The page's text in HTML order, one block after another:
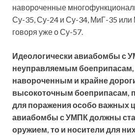
навороченные
Су-35, Су-24 и Су-34, МиГ-35
говоря уже о Су-57.
Идеологически авиабомбы с
неуправляемым боеприпасам,
навороченным и крайне
высокоточным боеприпасам,
для поражения особо важных
авиабомбы с УМПК должны
оружием, то и носители для